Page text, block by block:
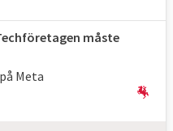
måste
Meta